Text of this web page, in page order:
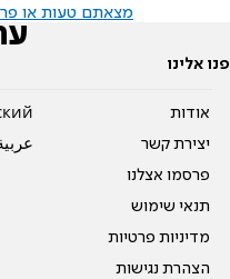
מצאתם טעות או
פנו אלינו
אודות
יצירת קשר
פרסמו אצלנו
תנאי שימוש
מדיניות פרטיות
הצהרת נגישות